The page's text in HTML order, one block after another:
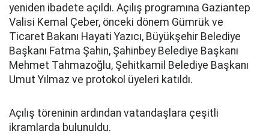
yeniden ibadete açıldı. Açılış programına Gaziantep
Valisi Kemal Çeber, önceki dönem Gümrük ve
Ticaret Bakanı Hayati Yazıcı, Büyükşehir Belediye
Başkanı Fatma Şahin, Şahinbey Belediye Başkanı
Mehmet Tahmazoğlu, Şehitkamil Belediye Başkanı
Umut Yılmaz ve protokol üyeleri katıldı.
Açılış töreninin ardından vatandaşlara çeşitli
ikramlarda bulunuldu.